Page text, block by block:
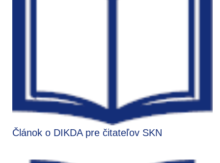
Článok o DIKDA pre čitateľov SKN